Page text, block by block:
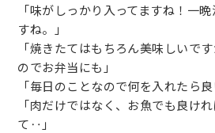
「味がしっかり入ってますね！一
すね。」
「焼きたてはもちろん美味しいで
のでお弁当にも」
「毎日のことなので何を入れたら
「肉だけではなく、お魚でも良け
て‥」